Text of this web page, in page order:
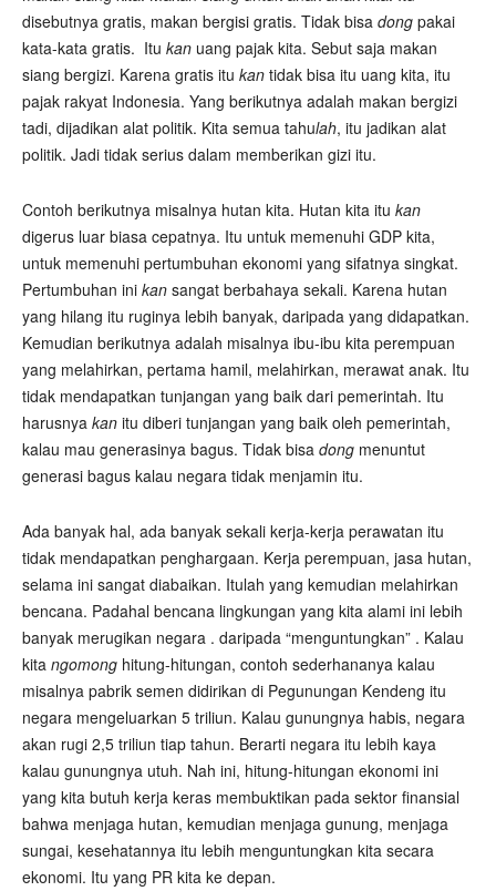
disebutnya gratis, makan bergisi gratis. Tidak bisa dong pakai
kata-kata gratis. Itu kan uang pajak kita. Sebut saja makan
siang bergizi. Karena gratis itu kan tidak bisa itu uang kita, itu
pajak rakyat Indonesia. Yang berikutnya adalah makan bergizi
tadi, dijadikan alat politik. Kita semua tahulah, itu jadikan alat
politik. Jadi tidak serius dalam memberikan gizi itu.
Contoh berikutnya misalnya hutan kita. Hutan kita itu kan
digerus luar biasa cepatnya. Itu untuk memenuhi GDP kita,
untuk memenuhi pertumbuhan ekonomi yang sifatnya singkat.
Pertumbuhan ini kan sangat berbahaya sekali. Karena hutan
yang hilang itu ruginya lebih banyak, daripada yang didapatkan.
Kemudian berikutnya adalah misalnya ibu-ibu kita perempuan
yang melahirkan, pertama hamil, melahirkan, merawat anak. Itu
tidak mendapatkan tunjangan yang baik dari pemerintah. Itu
harusnya kan itu diberi tunjangan yang baik oleh pemerintah,
kalau mau generasinya bagus. Tidak bisa dong menuntut
generasi bagus kalau negara tidak menjamin itu.
Ada banyak hal, ada banyak sekali kerja-kerja perawatan itu
tidak mendapatkan penghargaan. Kerja perempuan, jasa hutan,
selama ini sangat diabaikan. Itulah yang kemudian melahirkan
bencana. Padahal bencana lingkungan yang kita alami ini lebih
banyak merugikan negara . daripada “menguntungkan” . Kalau
kita ngomong hitung-hitungan, contoh sederhananya kalau
misalnya pabrik semen didirikan di Pegunungan Kendeng itu
negara mengeluarkan 5 triliun. Kalau gunungnya habis, negara
akan rugi 2,5 triliun tiap tahun. Berarti negara itu lebih kaya
kalau gunungnya utuh. Nah ini, hitung-hitungan ekonomi ini
yang kita butuh kerja keras membuktikan pada sektor finansial
bahwa menjaga hutan, kemudian menjaga gunung, menjaga
sungai, kesehatannya itu lebih menguntungkan kita secara
ekonomi. Itu yang PR kita ke depan.